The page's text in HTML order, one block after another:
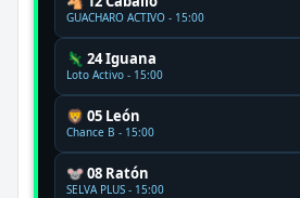
GUACHARO ACTIVO - 15:00
🦎 24 Iguana
Loto Activo - 15:00
🦁 05 León
Chance B - 15:00
🐭 08 Ratón
SELVA PLUS - 15:00